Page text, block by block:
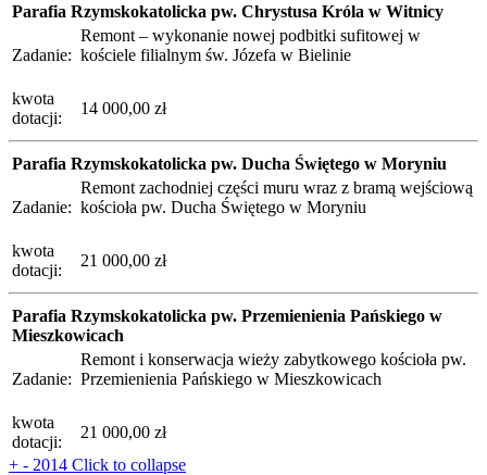
Parafia Rzymskokatolicka pw. Chrystusa Króla w Witnicy
Zadanie:
Remont – wykonanie nowej podbitki sufitowej w
kościele filialnym św. Józefa w Bielinie
kwota
dotacji:
14 000,00 zł
Parafia Rzymskokatolicka pw. Ducha Świętego w Moryniu
Zadanie:
Remont zachodniej części muru wraz z bramą wejściową
kościoła pw. Ducha Świętego w Moryniu
kwota
dotacji:
21 000,00 zł
Parafia Rzymskokatolicka pw. Przemienienia Pańskiego w
Mieszkowicach
Zadanie:
Remont i konserwacja wieży zabytkowego kościoła pw.
Przemienienia Pańskiego w Mieszkowicach
kwota
dotacji:
21 000,00 zł
+ - 2014 Click to collapse